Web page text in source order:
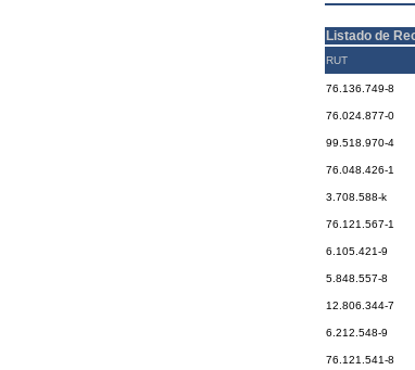
Listado de
RUT
76.136.749-8
76.024.877-0
99.518.970-4
76.048.426-1
3.708.588-k
76.121.567-1
6.105.421-9
5.848.557-8
12.806.344-7
6.212.548-9
76.121.541-8